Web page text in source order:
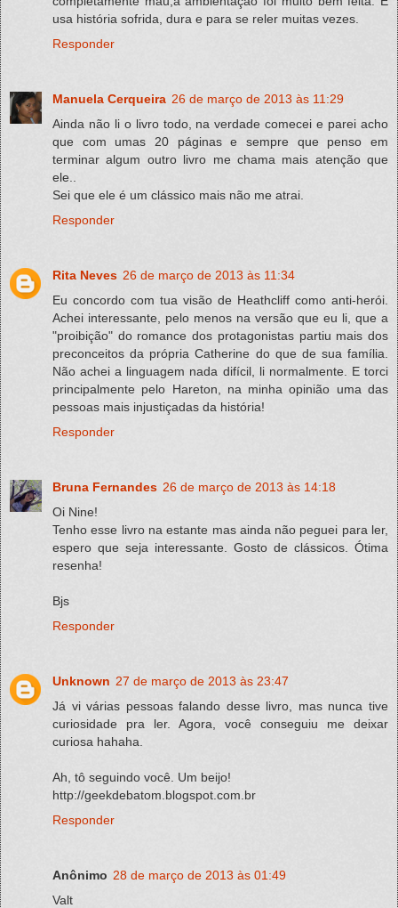
usa história sofrida, dura e para se reler muitas vezes.
Responder
Manuela Cerqueira 26 de março de 2013 às 11:29
Ainda não li o livro todo, na verdade comecei e parei acho
que com umas 20 páginas e sempre que penso em
terminar algum outro livro me chama mais atenção que
ele..
Sei que ele é um clássico mais não me atrai.
Responder
Rita Neves 26 de março de 2013 às 11:34
Eu concordo com tua visão de Heathcliff como anti-herói.
Achei interessante, pelo menos na versão que eu li, que a
"proibição" do romance dos protagonistas partiu mais dos
preconceitos da própria Catherine do que de sua família.
Não achei a linguagem nada difícil, li normalmente. E torci
principalmente pelo Hareton, na minha opinião uma das
pessoas mais injustiçadas da história!
Responder
Bruna Fernandes 26 de março de 2013 às 14:18
Oi Nine!
Tenho esse livro na estante mas ainda não peguei para ler,
espero que seja interessante. Gosto de clássicos. Ótima
resenha!
Bjs
Responder
Unknown 27 de março de 2013 às 23:47
Já vi várias pessoas falando desse livro, mas nunca tive
curiosidade pra ler. Agora, você conseguiu me deixar
curiosa hahaha.
Ah, tô seguindo você. Um beijo!
http://geekdebatom.blogspot.com.br
Responder
Anônimo 28 de março de 2013 às 01:49
Valt